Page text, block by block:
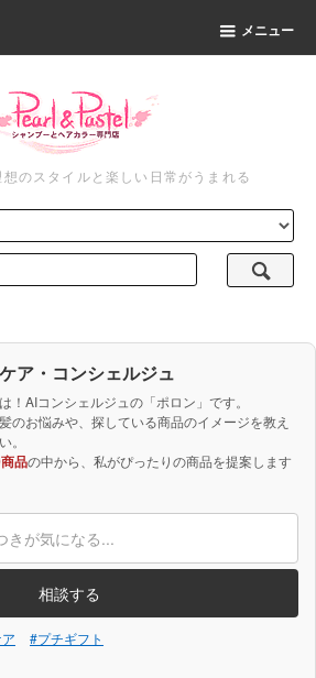
メニュー
のスタイルと楽しい日常がうまれる
ア・コンシェルジュ
！AIコンシェルジュの「ポロン」です。
のお悩みや、探している商品のイメージを教え
。
品の中から、私がぴったりの商品を提案します
相談する
#プチギフト